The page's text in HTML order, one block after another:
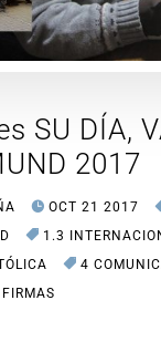
SU DÍA,
2017
OCT 21 2017
1.3
4